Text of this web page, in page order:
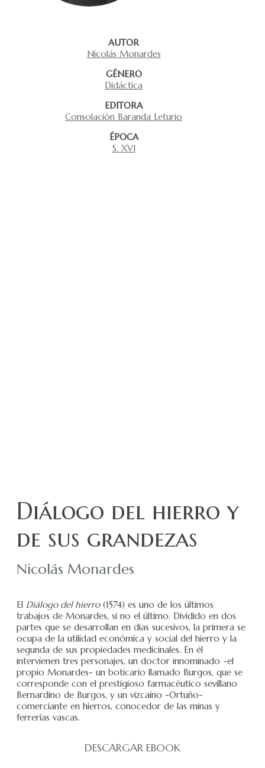
AUTOR
Nicolás Monardes
GÉNERO
Didáctica
EDITORA
Consolación Baranda Leturio
ÉPOCA
S. XVI
Diálogo del hierro y
de sus grandezas
Nicolás Monardes
El Diálogo del hierro(1574) es uno de los últimos
trabajos de Monardes, si no el último. Dividido en dos
partes que se desarrollan en días sucesivos, la primera se
ocupa de la utilidad económica y social del hierro y la
segunda de sus propiedades medicinales. En él
intervienen tres personajes, un doctor innominado -el
propio Monardes- un boticario llamado Burgos, que se
corresponde con el prestigioso farmacéutico sevillano
Bernardino de Burgos, y un vizcaíno -Ortuño-
comerciante en hierros, conocedor de las minas y
ferrerías vascas.
DESCARGAR EBOOK